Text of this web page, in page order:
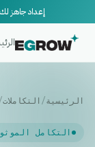
إعداد جاهز
الرئيسية/ التكاملات
التكامل